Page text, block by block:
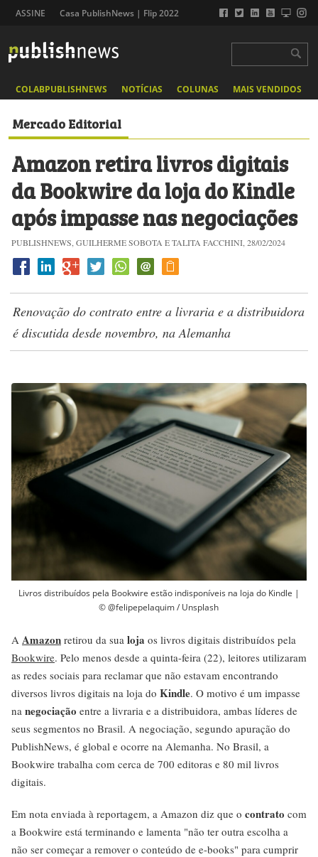
ASSINE Casa PublishNews | Flip 2022
COLABPUBLISHNEWS NOTÍCIAS COLUNAS MAIS VENDIDOS
Mercado Editorial
Amazon retira livros digitais
da Bookwire da loja do Kindle
após impasse nas negociações
PUBLISHNEWS, GUILHERME SOBOTA E TALITA FACCHINI, 28/02/2024
Renovação do contrato entre a livraria e a distribuidora
é discutida desde novembro, na Alemanha
Livros distribuídos pela Bookwire estão indisponíveis na loja do Kindle |
© @felipepelaquim / Unsplash
A Amazon retirou da sua loja os livros digitais distribuídos pela
Bookwire. Pelo menos desde a quinta-feira (22), leitores utilizaram
as redes sociais para reclamar que não estavam encontrando
diversos livros digitais na loja do Kindle. O motivo é um impasse
na negociação entre a livraria e a distribuidora, ambas líderes de
seus segmentos no Brasil. A negociação, segundo apuração do
PublishNews, é global e ocorre na Alemanha. No Brasil, a
Bookwire trabalha com cerca de 700 editoras e 80 mil livros
digitais.
Em nota enviada à reportagem, a Amazon diz que o contrato com
a Bookwire está terminando e lamenta "não ter outra escolha a
não ser começar a remover o conteúdo de e-books" para cumprir